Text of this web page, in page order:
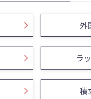
外
ラ
積